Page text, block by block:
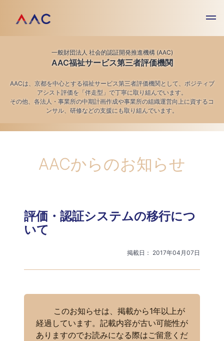
一般財団法人 社会的認証開発推進機構 (AAC)
AAC福祉サービス第三者評価機関
AACは、京都を中心とする福祉サービス第三者評価機関として、ポジティブ
アシスト評価を「伴走型」で丁寧に取り組んでいます。
その他、各法人・事業所の中期計画作成や事業所の組織運営向上に資するコ
ンサル、研修などの支援にも取り組んでいます。
AACからのお知らせ
評価・認証システムの移行につ
いて
掲載日： 2017年04月07日
このお知らせは、掲載から1年以上が
経過しています。記載内容が古い可能性が
ありますのでお読みになる際はご留意くだ